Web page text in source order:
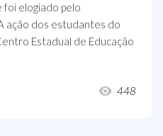
foi elogiado pelo
ação dos estudantes do
Estadual de Educação
448